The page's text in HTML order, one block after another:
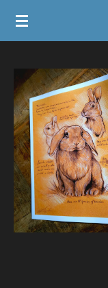
Ga
hoofdinhoud